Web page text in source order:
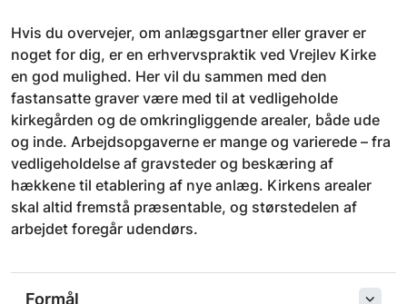
Hvis du overvejer, om anlægsgartner eller graver er
noget for dig, er en erhvervspraktik ved Vrejlev Kirke
en god mulighed. Her vil du sammen med den
fastansatte graver være med til at vedligeholde
kirkegården og de omkringliggende arealer, både ude
og inde. Arbejdsopgaverne er mange og varierede – fra
vedligeholdelse af gravsteder og beskæring af
hækkene til etablering af nye anlæg. Kirkens arealer
skal altid fremstå præsentable, og størstedelen af
arbejdet foregår udendørs.
Formål